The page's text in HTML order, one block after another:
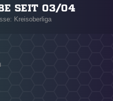
SEIT 03/04
Kreisoberliga